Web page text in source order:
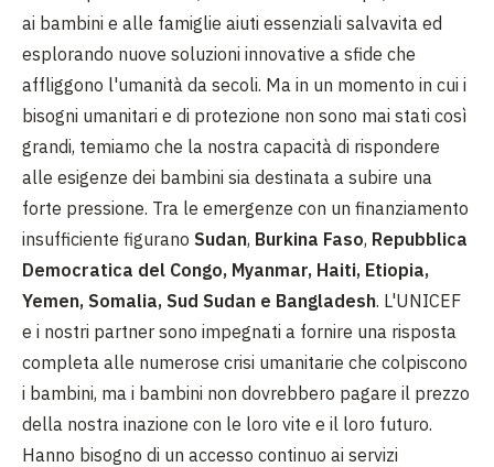
ai bambini e alle famiglie aiuti essenziali salvavita ed
esplorando nuove soluzioni innovative a sfide che
affliggono l'umanità da secoli. Ma in un momento in cui i
bisogni umanitari e di protezione non sono mai stati così
grandi, temiamo che la nostra capacità di rispondere
alle esigenze dei bambini sia destinata a subire una
forte pressione. Tra le emergenze con un finanziamento
insufficiente figurano Sudan, Burkina Faso, Repubblica
Democratica del Congo, Myanmar, Haiti, Etiopia,
Yemen, Somalia, Sud Sudan e Bangladesh. L'UNICEF
e i nostri partner sono impegnati a fornire una risposta
completa alle numerose crisi umanitarie che colpiscono
i bambini, ma i bambini non dovrebbero pagare il prezzo
della nostra inazione con le loro vite e il loro futuro.
Hanno bisogno di un accesso continuo ai servizi